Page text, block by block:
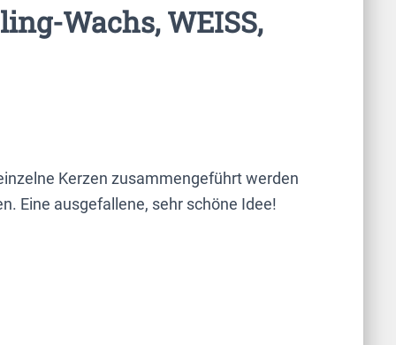
Wachs, WEISS,
Kerzen zusammengeführt werden
Eine ausgefallene, sehr schöne Idee!